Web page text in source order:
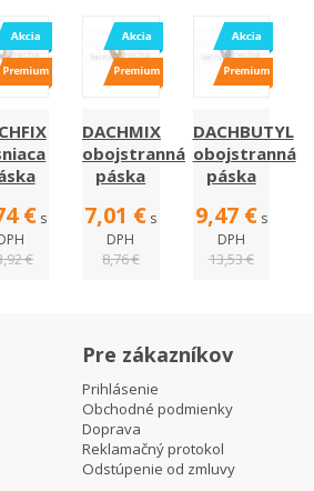
€ s
€
DACHMIX
obojstranná
páska
7,01 € s
DPH
8,76 €
DACHBUTYL
obojstranná
páska
9,47 € s
DPH
13,53 €
Pre zákazníkov
Prihlásenie
Obchodné podmienky
Doprava
Reklamačný protokol
Odstúpenie od zmluvy